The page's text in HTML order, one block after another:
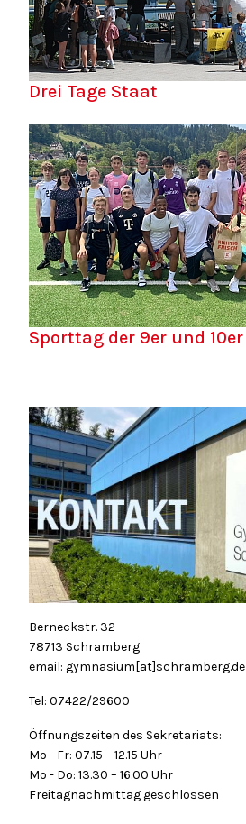
Drei Tage Staat
Sporttag der 9er und 10er
Berneckstr. 32
78713 Schramberg
email: gymnasium[at]schramberg.de
Tel: 07422/29600
Öffnungszeiten des Sekretariats:
Mo - Fr: 07.15 – 12.15 Uhr
Mo - Do: 13.30 – 16.00 Uhr
Freitagnachmittag geschlossen